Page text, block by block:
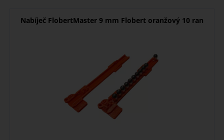
Nabíječ FlobertMaster 9 mm Flobert oranžový 10 ran